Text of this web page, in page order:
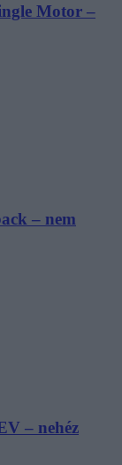
Motor –
– nem
– nehéz